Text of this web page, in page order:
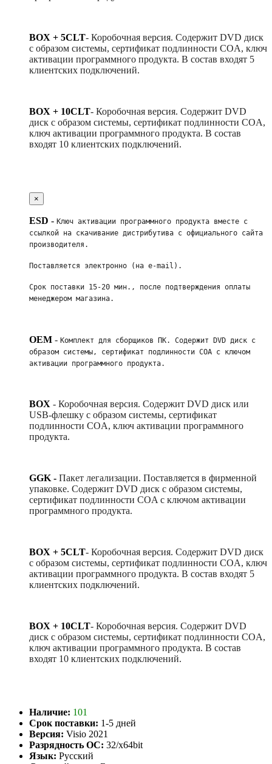
BOX + 5CLT- Коробочная версия. Содержит DVD диск
с образом системы, сертификат подлинности COA, ключ
активации программного продукта. В состав входят 5
клиентских подключений.
BOX + 10CLT- Коробочная версия. Содержит DVD
диск с образом системы, сертификат подлинности COA,
ключ активации программного продукта. В состав
входят 10 клиентских подключений.
×
ESD - Ключ активации программного продукта вместе с
ссылкой на скачивание дистрибутива с официального сайта
производителя.
Поставляется электронно (на e-mail).
Срок поставки 15-20 мин., после подтверждения оплаты
менеджером магазина.
OEM - Комплект для сборщиков ПК. Содержит DVD диск с
образом системы, сертификат подлинности COA с ключом
активации программного продукта.
BOX - Коробочная версия. Содержит DVD диск или
USB-флешку с образом системы, сертификат
подлинности COA, ключ активации программного
продукта.
GGK - Пакет легализации. Поставляется в фирменной
упаковке. Содержит DVD диск с образом системы,
сертификат подлинности COA с ключом активации
программного продукта.
BOX + 5CLT- Коробочная версия. Содержит DVD диск
с образом системы, сертификат подлинности COA, ключ
активации программного продукта. В состав входят 5
клиентских подключений.
BOX + 10CLT- Коробочная версия. Содержит DVD
диск с образом системы, сертификат подлинности COA,
ключ активации программного продукта. В состав
входят 10 клиентских подключений.
Наличие: 101
Срок поставки: 1-5 дней
Версия: Visio 2021
Разрядность ОС: 32/x64bit
Язык: Русский